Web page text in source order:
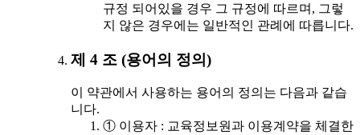
규정 되어있을 경우 그 규정에 따르며, 그렇
지 않은 경우에는 일반적인 관례에 따릅니다.
제 4 조 (용어의 정의)
이 약관에서 사용하는 용어의 정의는 다음과 같습
니다.
① 이용자 : 교육정보원과 이용계약을 체결한